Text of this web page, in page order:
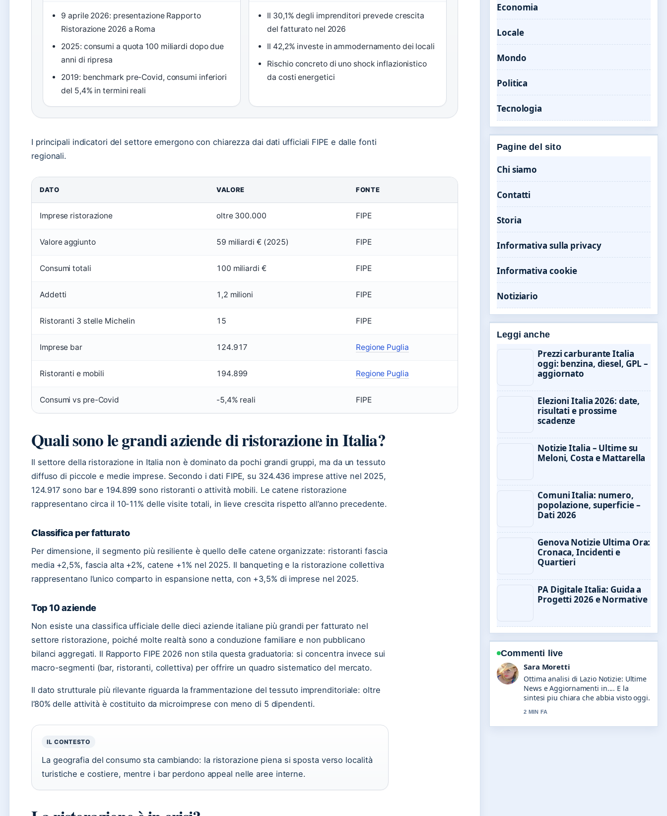
9 aprile 2026: presentazione Rapporto
Ristorazione 2026 a Roma
2025: consumi a quota 100 miliardi dopo due
anni di ripresa
2019: benchmark pre-Covid, consumi inferiori
del 5,4% in termini reali
Il 30,1% degli imprenditori prevede crescita
del fatturato nel 2026
Il 42,2% investe in ammodernamento dei locali
Rischio concreto di uno shock inflazionistico
da costi energetici
I principali indicatori del settore emergono con chiarezza dai dati ufficiali FIPE e dalle fonti
regionali.
DATO VALORE FONTE
Imprese ristorazione oltre 300.000 FIPE
Valore aggiunto 59 miliardi € (2025) FIPE
Consumi totali 100 miliardi € FIPE
Addetti 1,2 milioni FIPE
Ristoranti 3 stelle Michelin 15 FIPE
Imprese bar 124.917 Regione Puglia
Ristoranti e mobili 194.899 Regione Puglia
Consumi vs pre-Covid -5,4% reali FIPE
Quali sono le grandi aziende di ristorazione in Italia?
Il settore della ristorazione in Italia non è dominato da pochi grandi gruppi, ma da un tessuto
diffuso di piccole e medie imprese. Secondo i dati FIPE, su 324.436 imprese attive nel 2025,
124.917 sono bar e 194.899 sono ristoranti o attività mobili. Le catene ristorazione
rappresentano circa il 10-11% delle visite totali, in lieve crescita rispetto all’anno precedente.
Classifica per fatturato
Per dimensione, il segmento più resiliente è quello delle catene organizzate: ristoranti fascia
media +2,5%, fascia alta +2%, catene +1% nel 2025. Il banqueting e la ristorazione collettiva
rappresentano l’unico comparto in espansione netta, con +3,5% di imprese nel 2025.
Top 10 aziende
Non esiste una classifica ufficiale delle dieci aziende italiane più grandi per fatturato nel
settore ristorazione, poiché molte realtà sono a conduzione familiare e non pubblicano
bilanci aggregati. Il Rapporto FIPE 2026 non stila questa graduatoria: si concentra invece sui
macro-segmenti (bar, ristoranti, collettiva) per offrire un quadro sistematico del mercato.
Il dato strutturale più rilevante riguarda la frammentazione del tessuto imprenditoriale: oltre
l’80% delle attività è costituito da microimprese con meno di 5 dipendenti.
IL CONTESTO
La geografia del consumo sta cambiando: la ristorazione piena si sposta verso località
turistiche e costiere, mentre i bar perdono appeal nelle aree interne.
Economia
Locale
Mondo
Politica
Tecnologia
Pagine del sito
Chi siamo
Contatti
Storia
Informativa sulla privacy
Informativa cookie
Notiziario
Leggi anche
Prezzi carburante Italia
oggi: benzina, diesel, GPL –
aggiornato
Elezioni Italia 2026: date,
risultati e prossime
scadenze
Notizie Italia – Ultime su
Meloni, Costa e Mattarella
Comuni Italia: numero,
popolazione, superficie –
Dati 2026
Genova Notizie Ultima Ora:
Cronaca, Incidenti e
Quartieri
PA Digitale Italia: Guida a
Progetti 2026 e Normative
Commenti live
Giulia Rossi
Seguo da vicino Sicilia Notizie: fonti
per ultime notizie in... – apprezzo il
tono equilibrato di questa copertura.
4 MIN FA